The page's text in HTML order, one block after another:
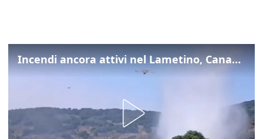
Incendi ancora attivi nel Lametino, Canadair in azione